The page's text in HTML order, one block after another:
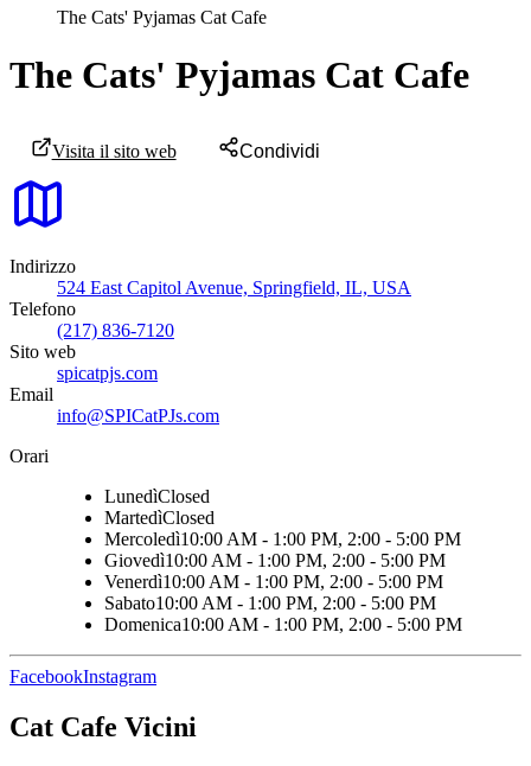
The Cats' Pyjamas Cat Cafe
The Cats' Pyjamas Cat Cafe
Visita il sito web Condividi
Indirizzo
524 East Capitol Avenue, Springfield, IL, USA
Telefono
(217) 836-7120
Sito web
spicatpjs.com
Email
info@SPICatPJs.com
Orari
LunedìClosed
MartedìClosed
Mercoledì10:00 AM - 1:00 PM, 2:00 - 5:00 PM
Giovedì10:00 AM - 1:00 PM, 2:00 - 5:00 PM
Venerdì10:00 AM - 1:00 PM, 2:00 - 5:00 PM
Sabato10:00 AM - 1:00 PM, 2:00 - 5:00 PM
Domenica10:00 AM - 1:00 PM, 2:00 - 5:00 PM
FacebookInstagram
Cat Cafe Vicini